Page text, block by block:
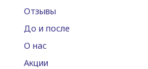
Отзывы
До и после
О нас
Акции